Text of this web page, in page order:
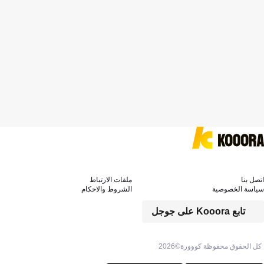
كل الحقوق محفوظة كووورة©2026
تابع Kooora على جوجل
اتصل بنا
ملفات الارتباط
سياسة الخصوصية
الشروط والاحكام